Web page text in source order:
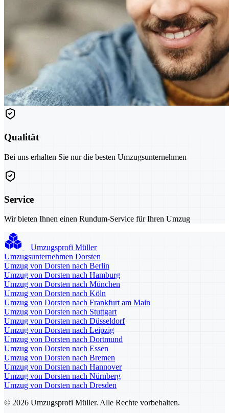
Qualität
Bei uns erhalten Sie nur die besten Umzugsunternehmen
Service
Wir bieten Ihnen einen Rundum-Service für Ihren Umzug
Umzugsprofi Müller
Umzugsunternehmen Dorsten
Umzug von Dorsten nach Berlin
Umzug von Dorsten nach Hamburg
Umzug von Dorsten nach München
Umzug von Dorsten nach Köln
Umzug von Dorsten nach Frankfurt am Main
Umzug von Dorsten nach Stuttgart
Umzug von Dorsten nach Düsseldorf
Umzug von Dorsten nach Leipzig
Umzug von Dorsten nach Dortmund
Umzug von Dorsten nach Essen
Umzug von Dorsten nach Bremen
Umzug von Dorsten nach Hannover
Umzug von Dorsten nach Nürnberg
Umzug von Dorsten nach Dresden
© 2026 Umzugsprofi Müller. Alle Rechte vorbehalten.